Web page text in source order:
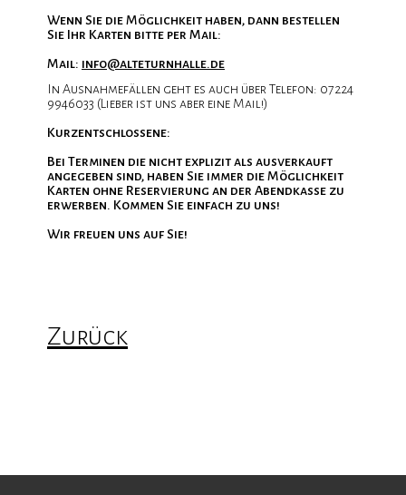
Wenn Sie die Möglichkeit haben, dann bestellen
Sie Ihr Karten bitte per Mail:
Mail: info@alteturnhalle.de
In Ausnahmefällen geht es auch über Telefon: 07224
9946033 (Lieber ist uns aber eine Mail!)
Kurzentschlossene:
Bei Terminen die nicht explizit als ausverkauft
angegeben sind, haben Sie immer die Möglichkeit
Karten ohne Reservierung an der Abendkasse zu
erwerben. Kommen Sie einfach zu uns!
Wir freuen uns auf Sie!
Zurück